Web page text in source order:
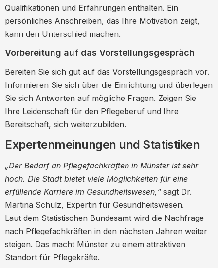
Qualifikationen und Erfahrungen enthalten. Ein
persönliches Anschreiben, das Ihre Motivation zeigt,
kann den Unterschied machen.
Vorbereitung auf das Vorstellungsgespräch
Bereiten Sie sich gut auf das Vorstellungsgespräch vor.
Informieren Sie sich über die Einrichtung und überlegen
Sie sich Antworten auf mögliche Fragen. Zeigen Sie
Ihre Leidenschaft für den Pflegeberuf und Ihre
Bereitschaft, sich weiterzubilden.
Expertenmeinungen und Statistiken
„Der Bedarf an Pflegefachkräften in Münster ist sehr
hoch. Die Stadt bietet viele Möglichkeiten für eine
erfüllende Karriere im Gesundheitswesen,“ sagt Dr.
Martina Schulz, Expertin für Gesundheitswesen.
Laut dem Statistischen Bundesamt wird die Nachfrage
nach Pflegefachkräften in den nächsten Jahren weiter
steigen. Das macht Münster zu einem attraktiven
Standort für Pflegekräfte.